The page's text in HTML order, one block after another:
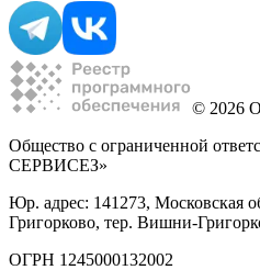
© 2026
Общество с ограниченной
СЕРВИСЕЗ»
Юр. адрес: 141273, Московская
Григорково, тер. Вишни-
ОГРН 1245000132002